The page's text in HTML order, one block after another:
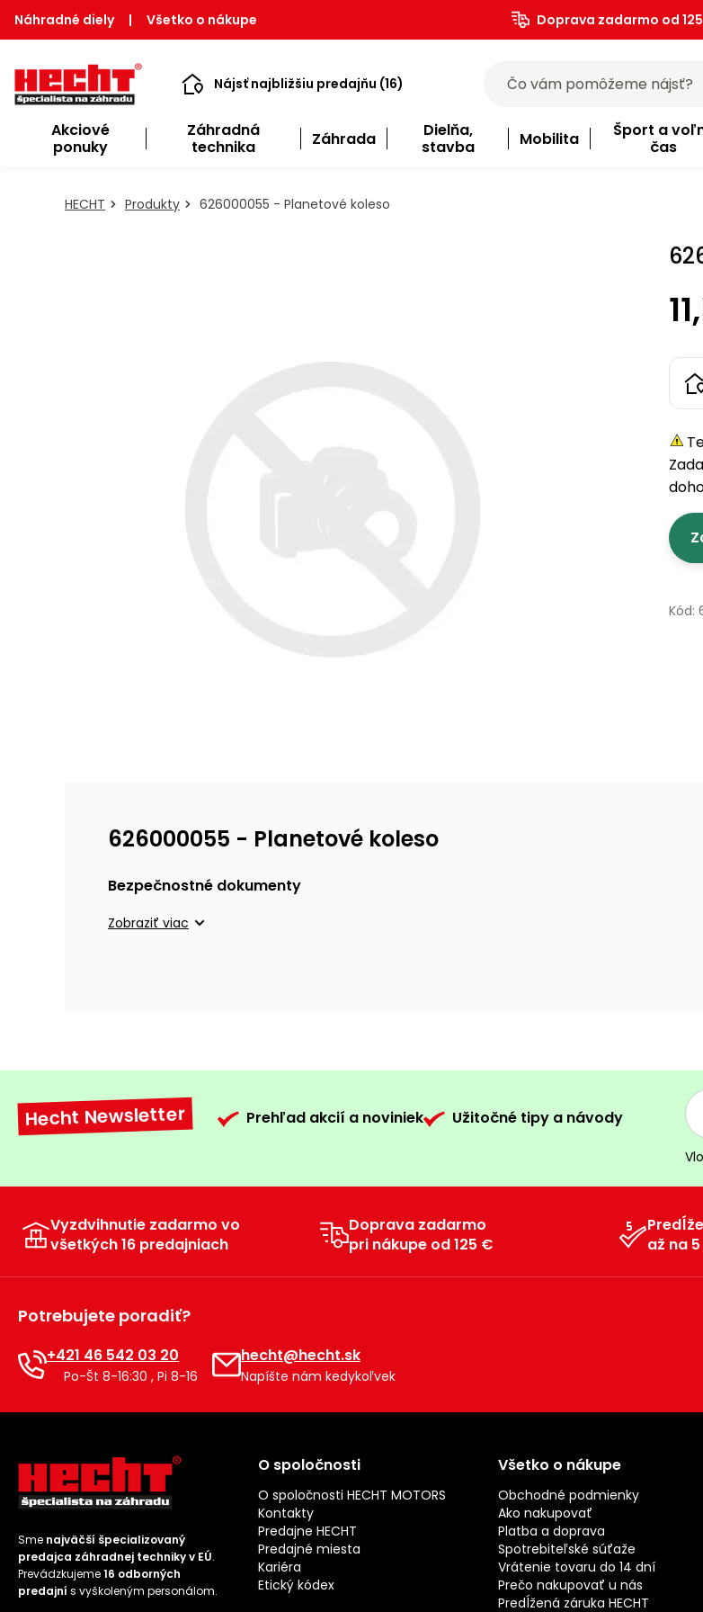
Náhradné diely | Všetko o nákupe Doprava zadarmo od
Nájsť najbližšiu predajňu (16)
Akciové
ponuky
Záhradná
technika
Záhrada
Dielňa,
stavba
Mobilita
Šport a
čas
HECHT Produkty 626000055 - Planetové koleso
Kód:
626000055 - Planetové koleso
Bezpečnostné dokumenty
Zobraziť viac
Hecht Newsletter Prehľad akcií a noviniek Užitočné tipy a návody
Vyzdvihnutie zadarmo vo
všetkých 16 predajniach
Doprava zadarmo
pri nákupe od 125 €
až na
Potrebujete poradiť?
+421 46 542 03 20
Po-Št 8-16:30 , Pi 8-16
hecht@hecht.sk
Napíšte nám kedykoľvek
Sme najväčší špecializovaný
predajca záhradnej techniky v EÚ.
Prevádzkujeme16 odborných
predajní s vyškoleným personálom.
O spoločnosti
O spoločnosti HECHT MOTORS
Kontakty
Predajne HECHT
Predajné miesta
Kariéra
Etický kódex
Všetko o nákupe
Obchodné podmienky
Ako nakupovať
Platba a doprava
Spotrebiteľské súťaže
Vrátenie tovaru do 14 dní
Prečo nakupovať u nás
Predĺžená záruka HECHT